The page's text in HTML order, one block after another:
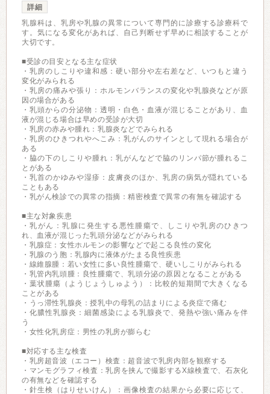
詳細
乳腺科は、乳房や乳腺の異常について専門的に診療する診療科で
す。気になる変化があれば、自己判断せず早めに相談することが
大切です。
■受診の目安となる主な症状
・乳房のしこりや違和感：硬い部分や左右差など、いつもと違う
変化がみられる
・乳房の痛みや張り：ホルモンバランスの変化や乳腺炎などが原
因の場合がある
・乳頭からの分泌物：透明・白色・血液が混じることがあり、血
液が混じる場合は早めの受診が大切
・乳房の赤みや腫れ：乳腺炎などでみられる
・乳房のひきつれやへこみ：乳がんのサインとして現れる場合が
ある
・脇の下のしこりや腫れ：乳がんなどで脇のリンパ節が腫れるこ
とがある
・乳首のかゆみや湿疹：皮膚炎のほか、乳房の病気が隠れている
こともある
・乳がん検診での異常の指摘：精密検査で異常の有無を確認する
■主な対象疾患
・乳がん：乳腺に発生する悪性腫瘍で、しこりや乳房のひきつ
れ、血液が混じった乳頭分泌などがみられる
・乳腺症：女性ホルモンの影響などで起こる良性の変化
・乳腺のう胞：乳腺内に液体がたまる良性疾患
・線維腺腫：若い女性に多い良性腫瘍で、硬いしこりがみられる
・乳管内乳頭腫：良性腫瘍で、乳頭分泌の原因となることがある
・葉状腫瘍（ようじょうしゅよう）：比較的短期間で大きくなる
ことがある
・うっ滞性乳腺炎：授乳中の母乳の詰まりによる炎症で痛む
・化膿性乳腺炎：細菌感染による乳腺炎で、発熱や強い痛みを伴
う
・女性化乳房症：男性の乳房が膨らむ
■対応する主な検査
・乳房超音波（エコー）検査：超音波で乳房内部を観察する
・マンモグラフィ検査：乳房を挟んで撮影するX線検査で、石灰化
の有無などを確認する
・針生検（はりせいけん）：画像検査の結果から必要に応じて、